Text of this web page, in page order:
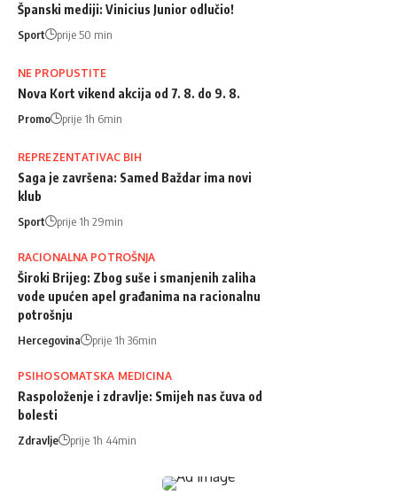
Španski mediji: Vinicius Junior odlučio!
Sport prije 50 min
NE PROPUSTITE
Nova Kort vikend akcija od 7. 8. do 9. 8.
Promo prije 1h 6min
REPREZENTATIVAC BIH
Saga je završena: Samed Baždar ima novi
klub
Sport prije 1h 29min
RACIONALNA POTROŠNJA
Široki Brijeg: Zbog suše i smanjenih zaliha
vode upućen apel građanima na racionalnu
potrošnju
Hercegovina prije 1h 36min
PSIHOSOMATSKA MEDICINA
Raspoloženje i zdravlje: Smijeh nas čuva od
bolesti
Zdravlje prije 1h 44min